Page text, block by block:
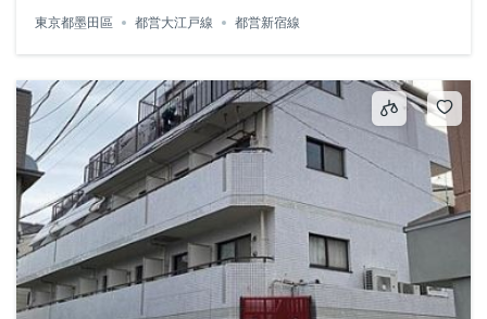
東京都墨田區
都営大江戸線 都営新宿線